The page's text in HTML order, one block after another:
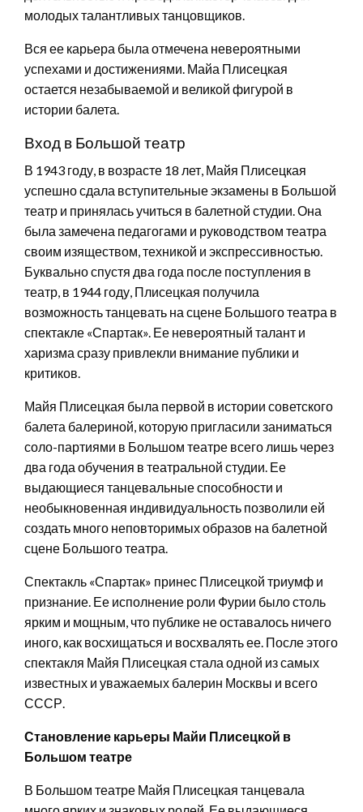
молодых талантливых танцовщиков.
Вся ее карьера была отмечена невероятными
успехами и достижениями. Майа Плисецкая
остается незабываемой и великой фигурой в
истории балета.
Вход в Большой театр
В 1943 году, в возрасте 18 лет, Майя Плисецкая
успешно сдала вступительные экзамены в Большой
театр и принялась учиться в балетной студии. Она
была замечена педагогами и руководством театра
своим изяществом, техникой и экспрессивностью.
Буквально спустя два года после поступления в
театр, в 1944 году, Плисецкая получила
возможность танцевать на сцене Большого театра в
спектакле «Спартак». Ее невероятный талант и
харизма сразу привлекли внимание публики и
критиков.
Майя Плисецкая была первой в истории советского
балета балериной, которую пригласили заниматься
соло-партиями в Большом театре всего лишь через
два года обучения в театральной студии. Ее
выдающиеся танцевальные способности и
необыкновенная индивидуальность позволили ей
создать много неповторимых образов на балетной
сцене Большого театра.
Спектакль «Спартак» принес Плисецкой триумф и
признание. Ее исполнение роли Фурии было столь
ярким и мощным, что публике не оставалось ничего
иного, как восхищаться и восхвалять ее. После этого
спектакля Майя Плисецкая стала одной из самых
известных и уважаемых балерин Москвы и всего
СССР.
Становление карьеры Майи Плисецкой в
Большом театре
В Большом театре Майя Плисецкая танцевала